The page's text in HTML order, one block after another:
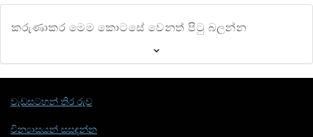
කරුණාකර මෙම කොටසේ වෙනත් පිටු බලන්න
වැඩසටහන් තිර රුව
වින්‍යාසයන් සසඳන්න